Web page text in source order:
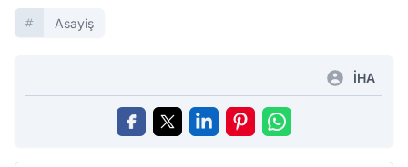
Asayiş
İHA